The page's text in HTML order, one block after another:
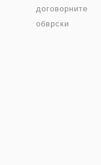
договорните
обврски